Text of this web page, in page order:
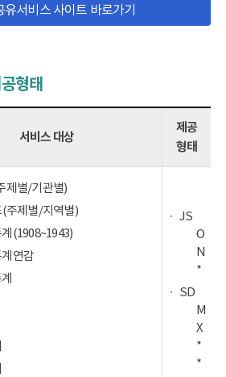
유서비스 사이트 바로가기
형태
서비스 대상
제공
형태
제별/기관별)
주제별/지역별)
(1908~1943)
연감
JS
O
N
*
SD
M
X
*
*